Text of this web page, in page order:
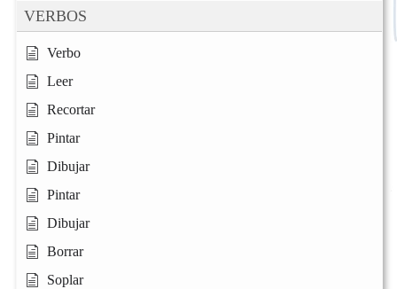
VERBOS
Verbo
Leer
Recortar
Pintar
Dibujar
Pintar
Dibujar
Borrar
Soplar